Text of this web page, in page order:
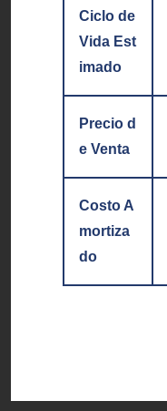
Ciclo de
Vida Est
imado
Precio d
e Venta
Costo A
mortiza
do